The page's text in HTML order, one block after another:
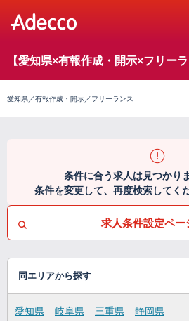
【愛知県×有報作成・開示×フリー
愛知県／有報作成・開示／フリーランス
条件に合う求人は見つかり
条件を変更して、再度検索してく
求人条件設定ペー
同エリアから探す
愛知県 岐阜県 三重県 静岡県